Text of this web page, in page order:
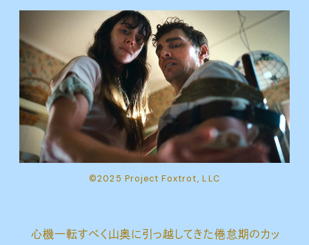
©2025 Project Foxtrot, LLC
心機一転すべく山奥に引っ越してきた倦怠期のカッ